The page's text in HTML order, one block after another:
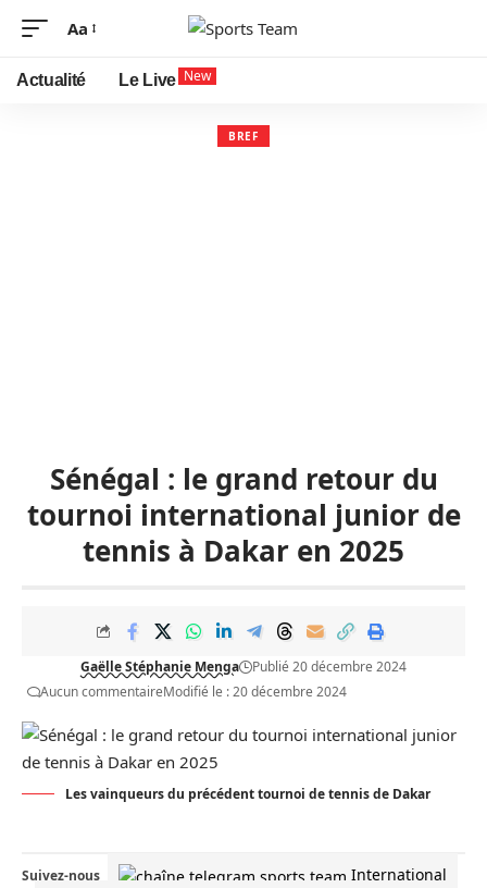
Aa
Actualité Le Live New
BREF
Sénégal : le grand retour du
tournoi international junior de
tennis à Dakar en 2025
Gaëlle Stéphanie Menga
Publié 20 décembre 2024
Aucun commentaireModifié le : 20 décembre 2024
Les vainqueurs du précédent tournoi de tennis de Dakar
Suivez-nous
International